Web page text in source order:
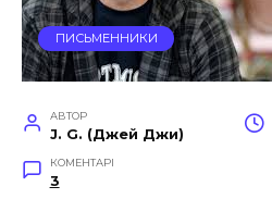
ПИСЬМЕННИКИ
АВТОР
J. G. (Джей Джи)
КОМЕНТАРІ
3